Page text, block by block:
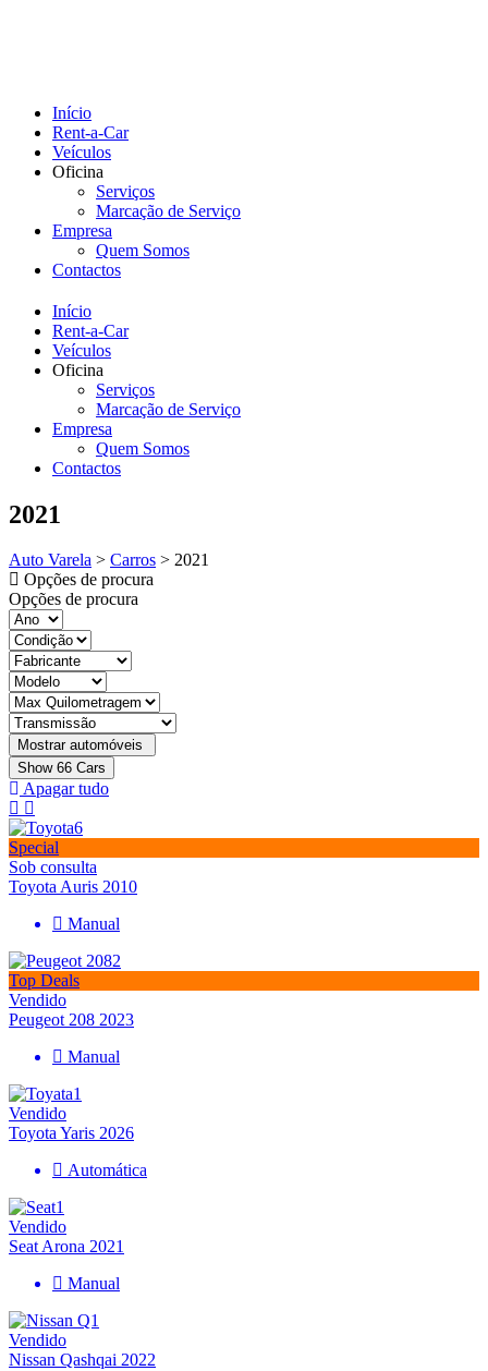
Início
Rent-a-Car
Veículos
Oficina
Serviços
Marcação de Serviço
Empresa
Quem Somos
Contactos
Início
Rent-a-Car
Veículos
Oficina
Serviços
Marcação de Serviço
Empresa
Quem Somos
Contactos
2021
Auto Varela > Carros > 2021
Opções de procura
Opções de procura
Show 66 Cars
Apagar tudo
Special
Sob consulta
Toyota Auris 2010
Manual
Top Deals
Vendido
Peugeot 208 2023
Manual
Vendido
Toyota Yaris 2026
Automática
Vendido
Seat Arona 2021
Manual
Vendido
Nissan Qashqai 2022